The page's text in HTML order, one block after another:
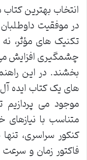
انتخاب بهترین
در موفقیت
تکنیک های مؤثر،
چشمگیری افزایش
بخشند. در این
های یک کتاب ایده
موجود می پردازیم
متناسب با نیازهای
کنکور سراسری،
فاکتور زمان و